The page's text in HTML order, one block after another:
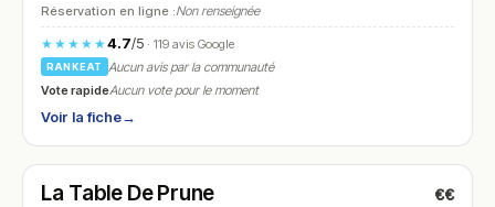
Réservation en ligne :Non renseignée
★★★★★4.7/5· 119 avis Google
RANKEAT
Aucun avis par la communauté
Vote rapideAucun vote pour le moment
Voir la fiche→
N° 20
La Table De Prune €€